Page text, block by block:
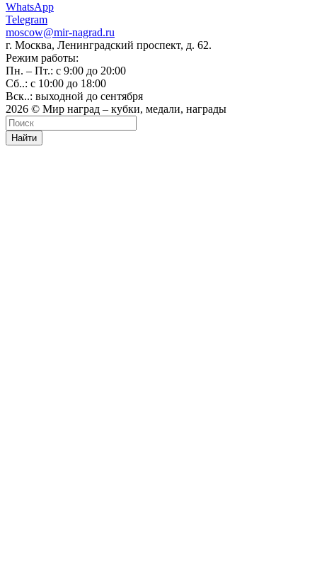
WhatsApp
Telegram
moscow@mir-nagrad.ru
г. Москва, Ленинградский проспект, д. 62.
Режим работы:
Пн. – Пт.: с 9:00 до 20:00
Сб..: с 10:00 до 18:00
Вск..: выходной до сентября
2026 © Мир наград – кубки, медали, награды
Найти